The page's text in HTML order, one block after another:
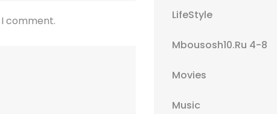
comment. LifeStyle
Mbousosh10.ru 4-8
Movies
Music